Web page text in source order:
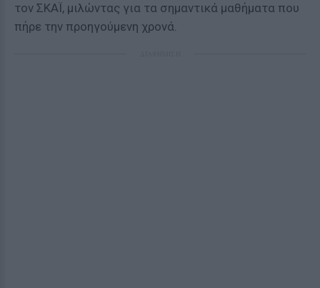
τον ΣΚΑΪ, μιλώντας για τα σημαντικά μαθήματα που
πήρε την προηγούμενη χρονά.